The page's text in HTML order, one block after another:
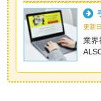
更新
業界